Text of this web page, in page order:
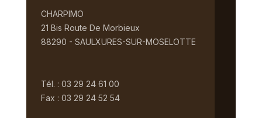
CHARPIMO
21 Bis Route De Morbieux
88290 - SAULXURES-SUR-MOSELOTTE
Tél. : 03 29 24 61 00
Fax : 03 29 24 52 54